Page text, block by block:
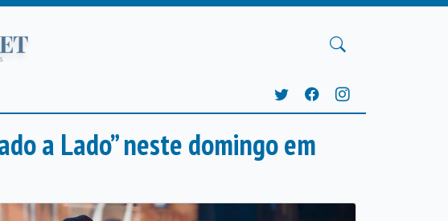
a Lado” neste domingo em